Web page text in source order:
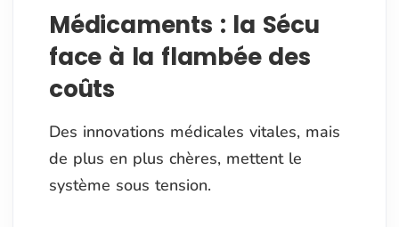
Médicaments : la Sécu
face à la flambée des
coûts
Des innovations médicales vitales, mais
de plus en plus chères, mettent le
système sous tension.